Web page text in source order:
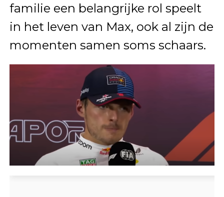
familie een belangrijke rol speelt
in het leven van Max, ook al zijn de
momenten samen soms schaars.